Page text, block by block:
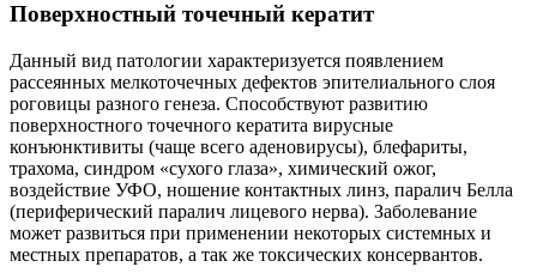
Поверхностный точечный кератит
Данный вид патологии характеризуется появлением
рассеянных мелкоточечных дефектов эпителиального слоя
роговицы разного генеза. Способствуют развитию
поверхностного точечного кератита вирусные
конъюнктивиты (чаще всего аденовирусы), блефариты,
трахома, синдром «сухого глаза», химический ожог,
воздействие УФО, ношение контактных линз, паралич Белла
(периферический паралич лицевого нерва). Заболевание
может развиться при применении некоторых системных и
местных препаратов, а так же токсических консервантов.